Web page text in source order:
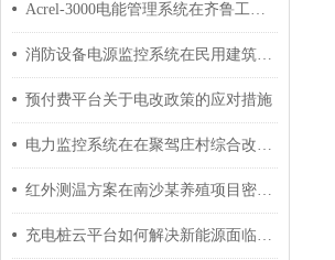
Acrel-3000电能管理系统在齐鲁工业大学的应用
消防设备电源监控系统在民用建筑中的设计和应用
预付费平台关于电改政策的应对措施
电力监控系统在在聚驾庄村综合改造及安置小区工程家园项目的应用
红外测温方案在南沙某养殖项目密集母线槽上的应用
充电桩云平台如何解决新能源面临的问题？安科瑞 许敏